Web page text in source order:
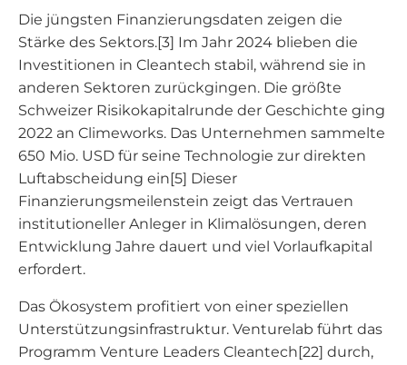
Die jüngsten Finanzierungsdaten zeigen die
Stärke des Sektors.[3] Im Jahr 2024 blieben die
Investitionen in Cleantech stabil, während sie in
anderen Sektoren zurückgingen. Die größte
Schweizer Risikokapitalrunde der Geschichte ging
2022 an Climeworks. Das Unternehmen sammelte
650 Mio. USD für seine Technologie zur direkten
Luftabscheidung ein[5] Dieser
Finanzierungsmeilenstein zeigt das Vertrauen
institutioneller Anleger in Klimalösungen, deren
Entwicklung Jahre dauert und viel Vorlaufkapital
erfordert.
Das Ökosystem profitiert von einer speziellen
Unterstützungsinfrastruktur. Venturelab führt das
Programm Venture Leaders Cleantech[22] durch,